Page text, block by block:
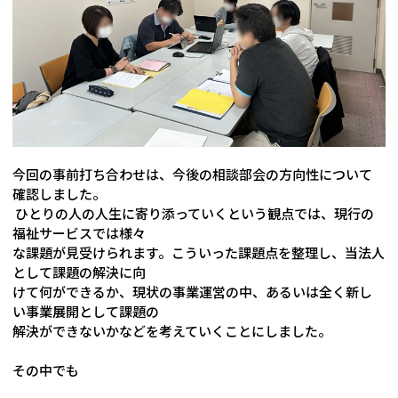
今回の事前打ち合わせは、今後の相談部会の方向性について
確認しました。
ひとりの人の人生に寄り添っていくという観点では、現行の
福祉サービスでは様々
な課題が見受けられます。こういった課題点を整理し、当法人
として課題の解決に向
けて何ができるか、現状の事業運営の中、あるいは全く新し
い事業展開として課題の
解決ができないかなどを考えていくことにしました。
その中でも